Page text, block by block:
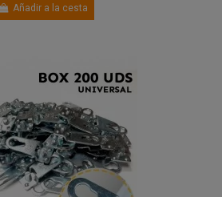
Añadir a la cesta